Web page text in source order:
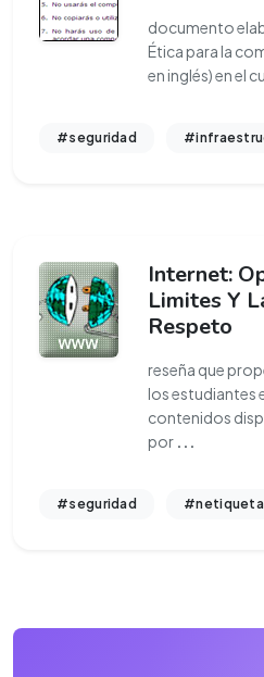
documento
Ética para la
en inglés) en el
#seguridad
Internet:
Limites Y
Respeto
reseña que
los estudiantes
contenidos
por ...
#seguridad #netiqueta